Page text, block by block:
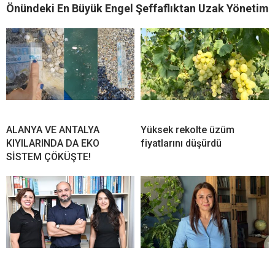
Önündeki En Büyük Engel Şeffaflıktan Uzak Yönetim
ALANYA VE ANTALYA
KIYILARINDA DA EKO
SİSTEM ÇÖKÜŞTE!
Yüksek rekolte üzüm
fiyatlarını düşürdü